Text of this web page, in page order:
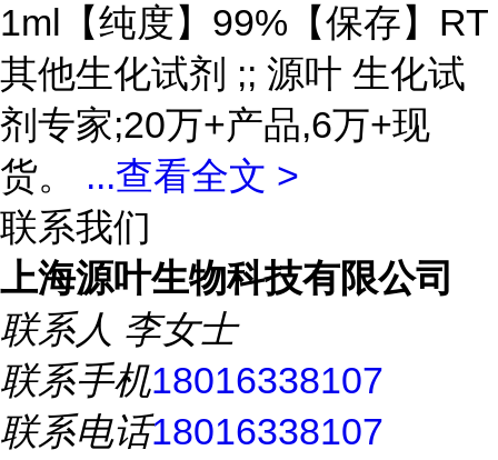
1ml【纯度】99%【保存】RT
其他生化试剂 ;; 源叶 生化试
剂专家;20万+产品,6万+现
货。 ...查看全文 >
联系我们
上海源叶生物科技有限公司
联系人 李女士
联系手机18016338107
联系电话18016338107